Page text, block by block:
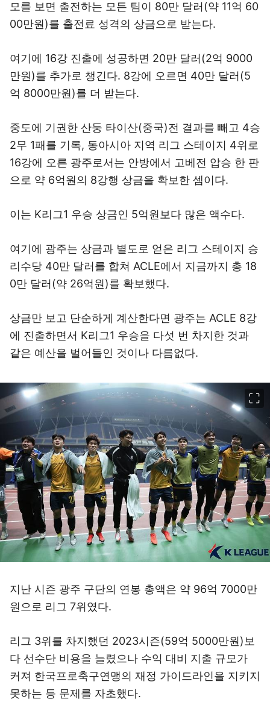
모를 보면 출전하는 모든 팀이 80만 달러(약 11억 60
00만원)를 출전료 성격의 상금으로 받는다.
여기에 16강 진출에 성공하면 20만 달러(2억 9000
만원)를 추가로 챙긴다. 8강에 오르면 40만 달러(5
억 8000만원)를 더 받는다.
중도에 기권한 산둥 타이산(중국)전 결과를 빼고 4승
2무 1패를 기록, 동아시아 지역 리그 스테이지 4위로
16강에 오른 광주로서는 안방에서 고베전 압승 한 판
으로 약 6억원의 8강행 상금을 확보한 셈이다.
이는 K리그1 우승 상금인 5억원보다 많은 액수다.
여기에 광주는 상금과 별도로 얻은 리그 스테이지 승
리수당 40만 달러를 합쳐 ACLE에서 지금까지 총 18
0만 달러(약 26억원)를 확보했다.
상금만 보고 단순하게 계산한다면 광주는 ACLE 8강
에 진출하면서 K리그1 우승을 다섯 번 차지한 것과
같은 예산을 벌어들인 것이나 다름없다.
지난 시즌 광주 구단의 연봉 총액은 약 96억 7000만
원으로 리그 7위였다.
리그 3위를 차지했던 2023시즌(59억 5000만원)보
다 선수단 비용을 늘렸으나 수익 대비 지출 규모가
커져 한국프로축구연맹의 재정 가이드라인을 지키지
못하는 등 문제를 자초했다.